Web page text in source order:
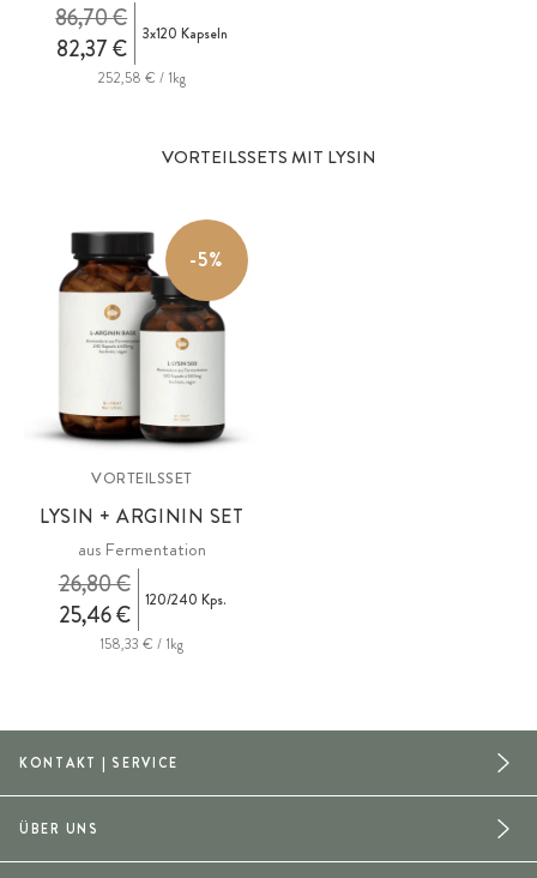
82,37 €
86,70 € 3x120 Kapseln
252,58 € / 1kg
VORTEILSSETS MIT LYSIN
-5%
VORTEILSSET
LYSIN + ARGININ SET
aus Fermentation
25,46 €
26,80 € 120/240 Kps.
158,33 € / 1kg
KONTAKT | SERVICE
ÜBER UNS